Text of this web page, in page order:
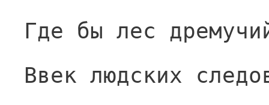
Где бы лес
Ввек людских